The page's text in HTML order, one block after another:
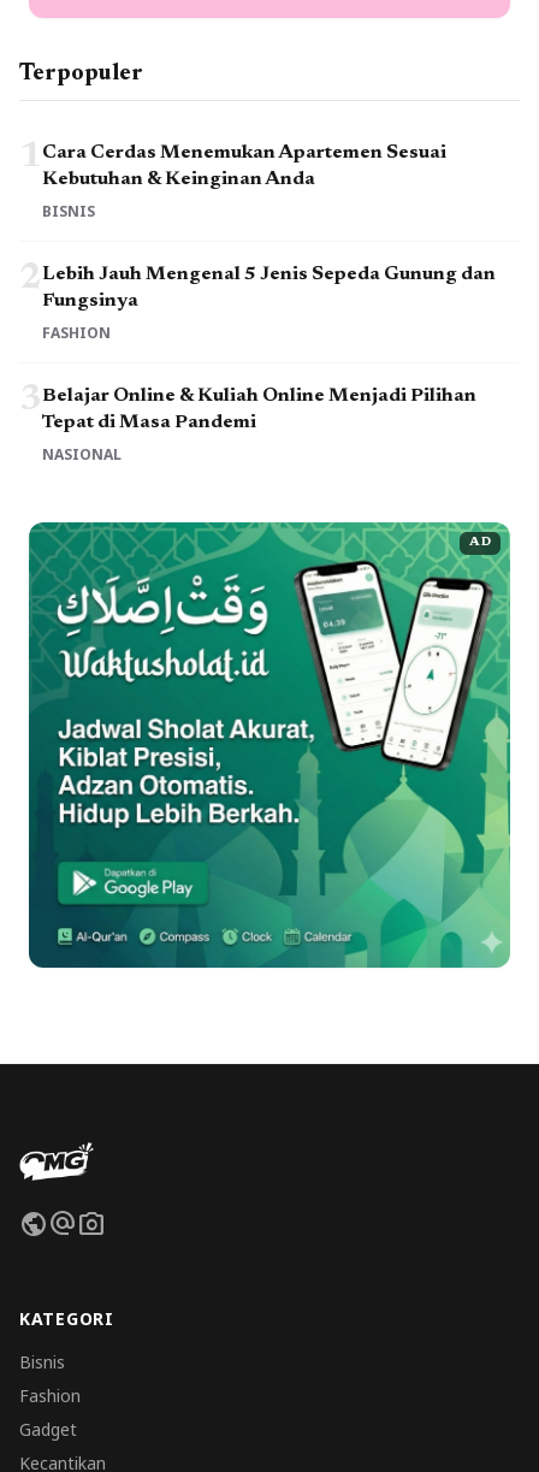
Terpopuler
1 Cara Cerdas Menemukan Apartemen Sesuai
Kebutuhan & Keinginan Anda
BISNIS
2Lebih Jauh Mengenal 5 Jenis Sepeda Gunung dan
Fungsinya
FASHION
3Belajar Online & Kuliah Online Menjadi Pilihan
Tepat di Masa Pandemi
NASIONAL
AD
publicalternate_emailphoto_camera
KATEGORI
Bisnis
Fashion
Gadget
Kecantikan